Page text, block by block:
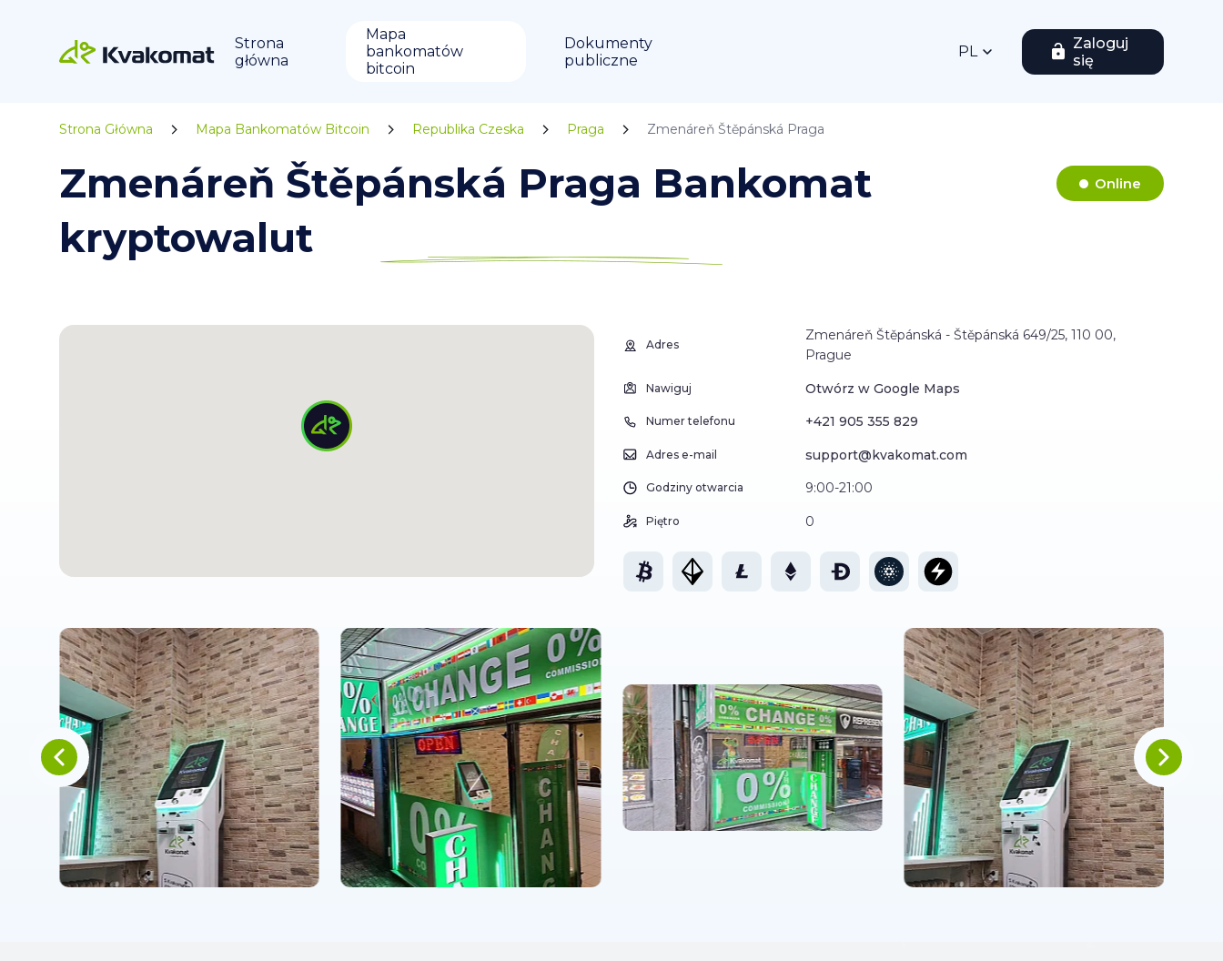
Strona
główna
Mapa
bankomatów
bitcoin
Dokumenty
publiczne
PL
Zaloguj
się
Strona Główna Mapa Bankomatów Bitcoin Republika Czeska Praga Zmenáreň Štěpánská Praga
Zmenáreň Štěpánská Praga Bankomat
kryptowalut
Online
Adres
Zmenáreň Štěpánská - Štěpánská 649/25, 110 00,
Prague
Nawiguj Otwórz w Google Maps
Numer telefonu +421 905 355 829
Adres e-mail support@kvakomat.com
Godziny otwarcia 9:00-21:00
Piętro 0